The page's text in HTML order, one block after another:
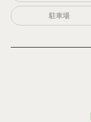
駐車場